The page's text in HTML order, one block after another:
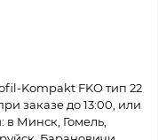
Kompakt FKO тип 22
заказе до 13:00, или
в Минск, Гомель,